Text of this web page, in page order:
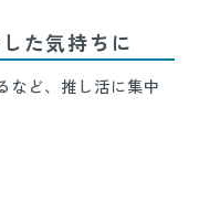
た気持ちに
など、推し活に集中